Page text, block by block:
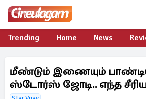
Trending Home News
மீண்டும் இணையும்
ஸ்டோர்ஸ் ஜோடி.. எந்த